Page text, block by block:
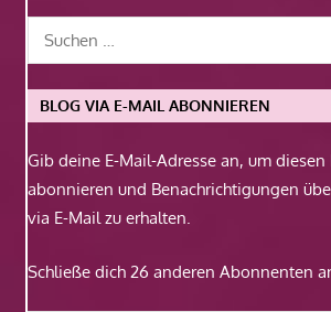
BLOG VIA E-MAIL ABONNIEREN
Gib deine E-Mail-Adresse an, um diesen
abonnieren und Benachrichtigungen
via E-Mail zu erhalten.
Schließe dich 26 anderen Abonnenten